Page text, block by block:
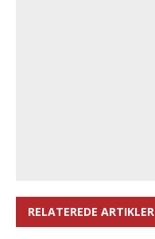
RELATEREDE ARTIKLER